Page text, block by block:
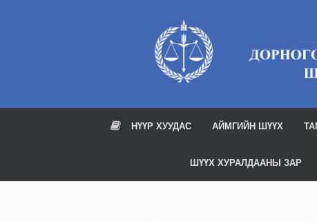
НҮҮР ХУУДАС АЙМГИЙН ШҮҮХ
ШҮҮХ ХУРАЛДААНЫ ЗАР